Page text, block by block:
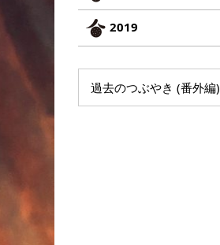
2019
過去のつぶやき (番外編)